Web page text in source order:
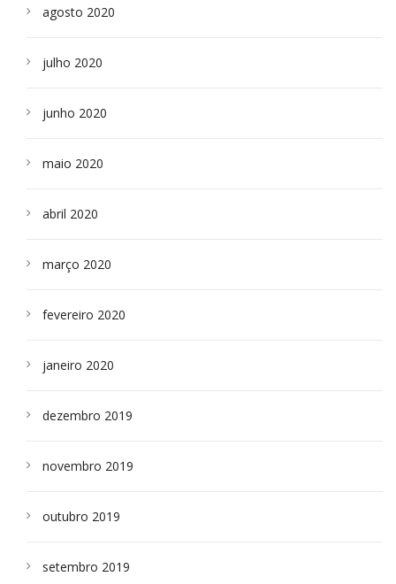
agosto 2020
julho 2020
junho 2020
maio 2020
abril 2020
março 2020
fevereiro 2020
janeiro 2020
dezembro 2019
novembro 2019
outubro 2019
setembro 2019